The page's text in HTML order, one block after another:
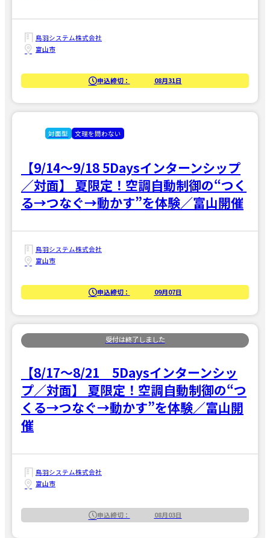
鳥羽システム株式会社
富山市
申込締切： 08月31日
対面型 文理を問わない
【9/14～9/18 5Daysインターンシップ
／対面】 夏限定！空調自動制御の“つく
る→つなぐ→動かす”を体験／富山開催
鳥羽システム株式会社
富山市
申込締切： 09月07日
【8/17～8/21 5Daysインターンシッ
プ／対面】 夏限定！空調自動制御の“つ
くる→つなぐ→動かす”を体験／富山開
催
鳥羽システム株式会社
富山市
申込締切： 08月03日